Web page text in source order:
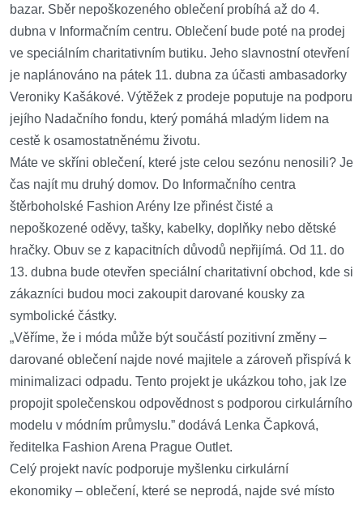
bazar. Sběr nepoškozeného oblečení probíhá až do 4.
dubna v Informačním centru. Oblečení bude poté na prodej
ve speciálním charitativním butiku. Jeho slavnostní otevření
je naplánováno na pátek 11. dubna za účasti ambasadorky
Veroniky Kašákové. Výtěžek z prodeje poputuje na podporu
jejího Nadačního fondu, který pomáhá mladým lidem na
cestě k osamostatněnému životu.
Máte ve skříni oblečení, které jste celou sezónu nenosili? Je
čas najít mu druhý domov. Do Informačního centra
štěrboholské Fashion Arény lze přinést čisté a
nepoškozené oděvy, tašky, kabelky, doplňky nebo dětské
hračky. Obuv se z kapacitních důvodů nepřijímá. Od 11. do
13. dubna bude otevřen speciální charitativní obchod, kde si
zákazníci budou moci zakoupit darované kousky za
symbolické částky.
„Věříme, že i móda může být součástí pozitivní změny –
darované oblečení najde nové majitele a zároveň přispívá k
minimalizaci odpadu. Tento projekt je ukázkou toho, jak lze
propojit společenskou odpovědnost s podporou cirkulárního
modelu v módním průmyslu.” dodává Lenka Čapková,
ředitelka Fashion Arena Prague Outlet.
Celý projekt navíc podporuje myšlenku cirkulární
ekonomiky – oblečení, které se neprodá, najde své místo